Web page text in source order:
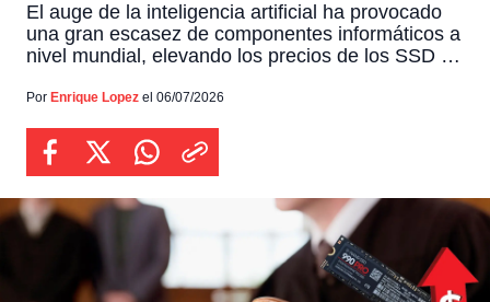
El auge de la inteligencia artificial ha provocado
una gran escasez de componentes informáticos a
nivel mundial, elevando los precios de los SSD a
los usuarios comunes. El mejor ejemplo de esta
creador de contenido Louis Rossmann, quien
decidió demandar […]
Por Enrique Lopez el 06/07/2026